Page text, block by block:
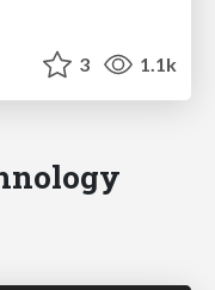
3 1.1k